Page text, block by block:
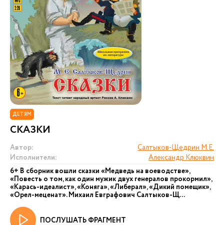
ДЕТЯМ
СКАЗКИ
Автор:
Салтыков-Щедрин М.Е.
Исполнители:
Александр Клюквин
6+ В сборник вошли сказки «Медведь на воеводстве»,
«Повесть о том, как один мужик двух генералов прокормил»,
«Карась-идеалист», «Коняга», «Либерал», «Дикий помещик»,
«Орел-меценат». Михаил Евграфович Салтыков-Щ...
ПОСЛУШАТЬ ФРАГМЕНТ